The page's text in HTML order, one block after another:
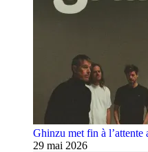
Ghinzu met fin à l’attente
29 mai 2026